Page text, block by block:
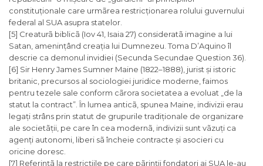
constituționale care urmãrea restricționarea rolului guvernului
federal al SUA asupra statelor.
[5] Creaturã biblicã (Iov 41, Isaia 27) consideratã imagine a lui
Satan, amenințând creația lui Dumnezeu. Toma D’Aquino îl
descrie ca demonul invidiei (Secunda Secundae Question 36).
[6] Sir Henry James Sumner Maine (1822–1888), jurist și istoric
britanic, precursos al sociologiei juridice moderne, faimos
pentru tezele sale conform cãrora societatea a evoluat „de la
statut la contract”. În lumea anticã, spunea Maine, indivizii erau
legați strâns prin statut de grupurile tradiționale de organizare
ale societãții, pe care în cea modernã, indivizii sunt vãzuți ca
agenți autonomi, liberi sã încheie contracte și asocieri cu
oricine doresc.
[7] Referințã la restricțiile pe care pãrinții fondatori ai SUA le-au